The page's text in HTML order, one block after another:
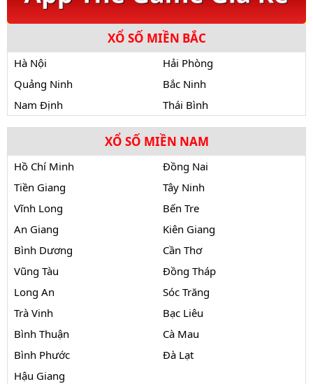
XỔ SỐ MIỀN BẮC
Hà Nội
Hải Phòng
Quảng Ninh
Bắc Ninh
Nam Định
Thái Bình
XỔ SỐ MIỀN NAM
Hồ Chí Minh
Đồng Nai
Tiền Giang
Tây Ninh
Vĩnh Long
Bến Tre
An Giang
Kiên Giang
Bình Dương
Cần Thơ
Vũng Tàu
Đồng Tháp
Long An
Sóc Trăng
Trà Vinh
Bạc Liêu
Bình Thuận
Cà Mau
Bình Phước
Đà Lạt
Hậu Giang